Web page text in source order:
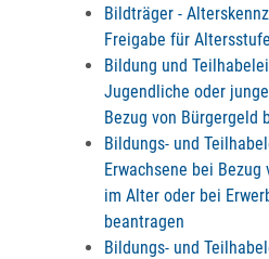
Bildträger -
Freigabe für
Bildung und
Jugendliche oder
Bezug von Bürgergeld
Bildungs- und
Erwachsene bei Bezug
im Alter oder bei
beantragen
Bildungs- und